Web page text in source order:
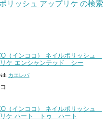
リッシュ アップリケ の検索
（インココ） ネイルポリッシュ
ケ エンシャンテッド シー
カエレバ
（インココ） ネイルポリッシュ
リケ ハート トゥ ハート